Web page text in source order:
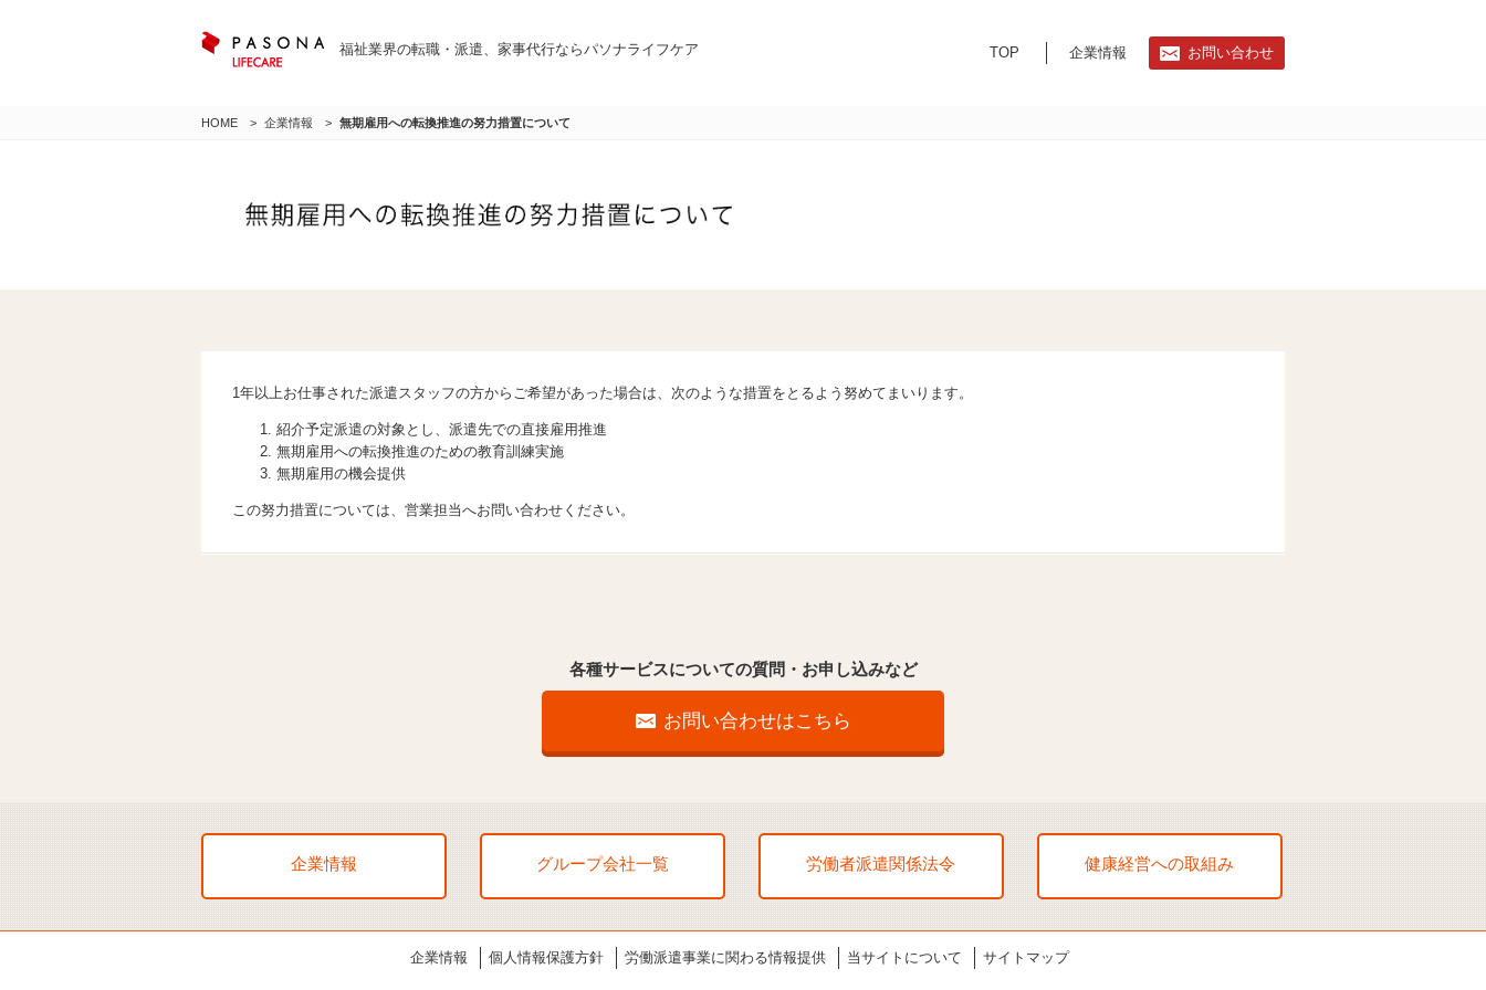
福祉業界の転職・派遣、家事代行ならパソナライフケア TOP 企業情報 お問い合わせ
HOME 企業情報 無期雇用への転換推進の努力措置について
1年以上お仕事された派遣スタッフの方からご希望があった場合は、次のような措置をとるよう努めてまいります。
紹介予定派遣の対象とし、派遣先での直接雇用推進
無期雇用への転換推進のための教育訓練実施
無期雇用の機会提供
この努力措置については、営業担当へお問い合わせください。
各種サービスについての質問・お申し込みなど
お問い合わせはこちら
企業情報 グループ会社一覧 労働者派遣関係法令 健康経営への取組み
企業情報 個人情報保護方針 労働派遣事業に関わる情報提供 当サイトについて サイトマップ